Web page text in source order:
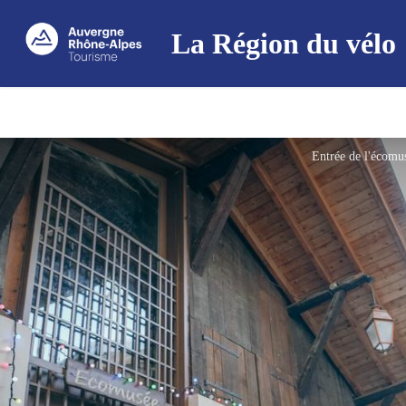
La Région du vélo
Entrée de